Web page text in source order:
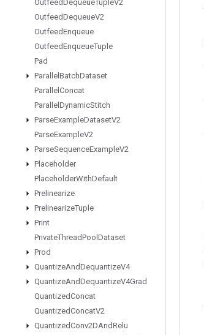
OutfeedDequeueTupleV2
OutfeedDequeueV2
OutfeedEnqueue
OutfeedEnqueueTuple
Pad
Parallel BatchDataset
Parallel Concat
Parallel DynamicStitch
ParseExampleDatasetV2
ParseExampleV2
ParseSequenceExampleV2
Placeholder
PlaceholderWithDefault
Prelinearize
PrelinearizeTuple
Print
PrivateThreadPool Dataset
Prod
QuantizeAndDequantizeV4
QuantizeAndDequantizeV4Grad
QuantizedConcat
QuantizedConcatV2
QuantizedConv2DAndRelu